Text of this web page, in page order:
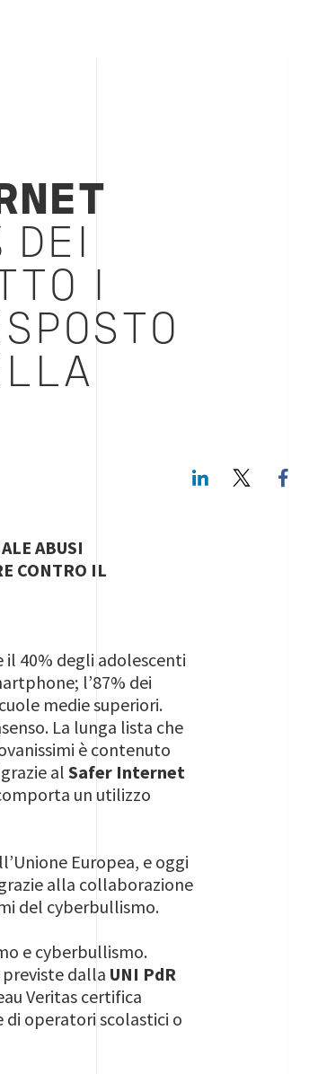
DEI
I
LinkedIn
ABUSI
CONTRO IL
40% degli adolescenti
l’87% dei
medie superiori.
La lunga lista che
è contenuto
alSafer Internet
un utilizzo
Europea, e oggi
alla collaborazione
del cyberbullismo.
e cyberbullismo.
dalla UNI PdR
Veritas certifica
operatori scolastici o